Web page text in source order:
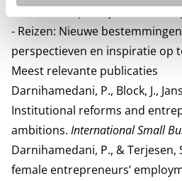
en culturele praktijken
- Reizen: Nieuwe
perspectieven en inspiratie op
Meest relevante publicaties
Darnihamedani, P., Block, J.,
Institutional reforms and
ambitions. International Small
Darnihamedani, P., & Terjesen,
female entrepreneurs’